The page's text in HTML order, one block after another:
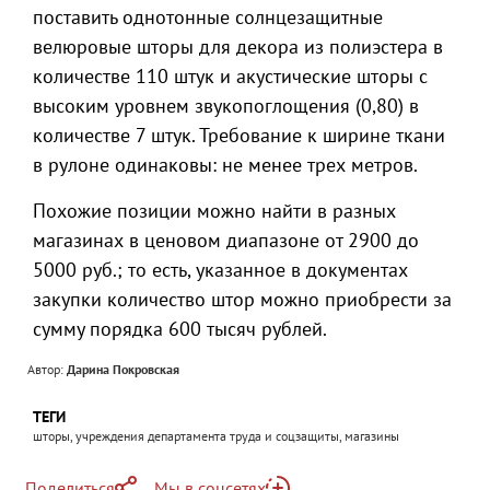
поставить однотонные солнцезащитные
велюровые шторы для декора из полиэстера в
количестве 110 штук и акустические шторы с
высоким уровнем звукопоглощения (0,80) в
количестве 7 штук. Требование к ширине ткани
в рулоне одинаковы: не менее трех метров.
Похожие позиции можно найти в разных
магазинах в ценовом диапазоне от 2900 до
5000 руб.; то есть, указанное в документах
закупки количество штор можно приобрести за
сумму порядка 600 тысяч рублей.
Автор: Дарина Покровская
ТЕГИ
шторы, учреждения департамента труда и соцзащиты, магазины